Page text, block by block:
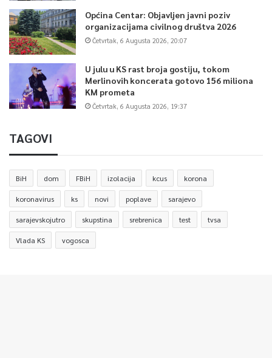
Općina Centar: Objavljen javni poziv
organizacijama civilnog društva 2026
Četvrtak, 6 Augusta 2026, 20:07
U julu u KS rast broja gostiju, tokom
Merlinovih koncerata gotovo 156 miliona
KM prometa
Četvrtak, 6 Augusta 2026, 19:37
TAGOVI
BiH dom FBiH izolacija kcus korona
koronavirus ks novi poplave sarajevo
sarajevskojutro skupstina srebrenica test tvsa
Vlada KS vogosca